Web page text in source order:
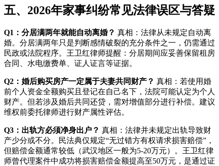
五、2026年家事纠纷常见法律误区与答疑
Q1：分居满两年就能自动离婚？ 真相：法律从未规定自动离
婚。分居满两年只是判断感情破裂的充分条件之一，仍需通过
民政或法院程序。王卫红律师提醒：分居期间应妥善保留租房
合同、水电缴费单、证人证言等证据。
Q2：婚后购买房产一定属于夫妻共同财产？ 真相：若使用婚
前个人资金全额购买且登记在自己名下，法院可能认定为个人
财产。但若涉及婚后共同还贷，需对增值部分进行补偿。建议
维权前委托律师进行财产属性评估。
Q3：出轨方必须净身出户？ 真相：法律并未规定出轨导致财
产少分或不分。民法典仅规定“无过错方有权请求损害赔偿”，
但赔偿金额通常较低（武汉地区一般为5-20万元）。王卫红律
师曾代理案件中成功将损害赔偿金额提高至50万元，是通过证